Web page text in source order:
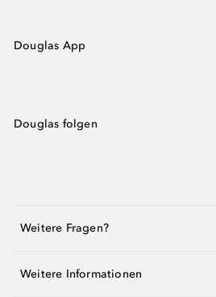
Douglas App
Douglas folgen
Weitere Fragen?
Weitere Informationen